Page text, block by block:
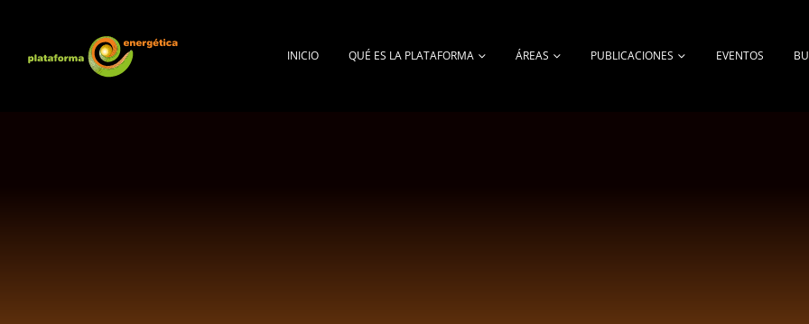
INICIO QUÉ ES LA PLATAFORMA ÁREAS PUBLICACIONES EVENTOS